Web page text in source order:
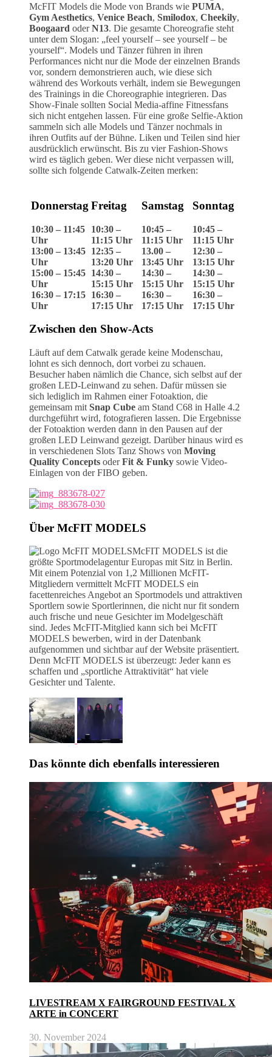
McFIT Models die Mode von Brands wie PUMA,
Gym Aesthetics, Venice Beach, Smilodox, Cheekily,
Boogaard oderN13. Die gesamte Choreografie steht
unter dem Slogan: „feel yourself – see yourself – be
yourself“. Models und Tänzer führen in ihren
Performances nicht nur die Mode der einzelnen Brands
vor, sondern demonstrieren auch, wie diese sich
während des Workouts verhält, indem sie Bewegungen
des Trainings in die Choreographie integrieren. Das
Show-Finale sollten Social Media-affine Fitnessfans
sich nicht entgehen lassen. Für eine große Selfie-Aktion
sammeln sich alle Models und Tänzer nochmals in
ihren Outfits auf der Bühne. Liken und Teilen sind hier
ausdrücklich erwünscht. Bis zu vier Fashion-Shows
wird es täglich geben. Wer diese nicht verpassen will,
sollte sich folgende Catwalk-Zeiten merken:
Donnerstag
10:30 – 11:45
Uhr
13:00 – 13:45
Uhr
15:00 – 15:45
Uhr
16:30 – 17:15
Uhr
Freitag
10:30 –
11:15 Uhr
12:35 –
13:20 Uhr
14:30 –
15:15 Uhr
16:30 –
17:15 Uhr
Samstag
10:45 –
11:15 Uhr
13.00 –
13:45 Uhr
14:30 –
15:15 Uhr
16:30 –
17:15 Uhr
Sonntag
10:45 –
11:15 Uhr
12:30 –
13:15 Uhr
14:30 –
15:15 Uhr
16:30 –
17:15 Uhr
Zwischen den Show-Acts
Läuft auf dem Catwalk gerade keine Modenschau,
lohnt es sich dennoch, dort vorbei zu schauen.
Besucher haben nämlich die Chance, sich selbst auf der
großen LED-Leinwand zu sehen. Dafür müssen sie
sich lediglich im Rahmen einer Fotoaktion, die
gemeinsam mit Snap Cube am Stand C68 in Halle 4.2
durchgeführt wird, fotografieren lassen. Die Ergebnisse
der Fotoaktion werden dann in den Pausen auf der
großen LED Leinwand gezeigt. Darüber hinaus wird es
in verschiedenen Slots Tanz Shows von Moving
Quality Concepts oderFit & Funky sowie Video-
Einlagen von der FIBO geben.
Über McFIT MODELS
McFIT MODELS ist die
größte Sportmodelagentur Europas mit Sitz in Berlin.
Mit einem Potenzial von 1,2 Millionen McFIT-
Mitgliedern vermittelt McFIT MODELS ein
facettenreiches Angebot an Sportmodels und attraktiven
Sportlern sowie Sportlerinnen, die nicht nur fit sondern
auch frische und neue Gesichter im Modelgeschäft
sind. Jedes McFIT-Mitglied kann sich bei McFIT
MODELS bewerben, wird in der Datenbank
aufgenommen und sichtbar auf der Website präsentiert.
Denn McFIT MODELS ist überzeugt: Jeder kann es
schaffen und „sportliche Attraktivität“ hat viele
Gesichter und Talente.
Das könnte dich ebenfalls interessieren
LIVESTREAM X FAIRGROUND FESTIVAL X
ARTE in CONCERT
30. November 2024